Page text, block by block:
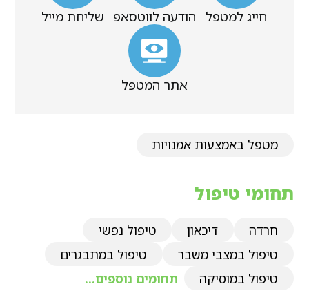
חייג למטפל הודעה לווטסאפ שליחת מייל
אתר המטפל
מטפל באמצעות אמנויות
תחומי טיפול
חרדה דיכאון
טיפול נפשי
טיפול במצבי משבר
טיפול במתבגרים
טיפול במוסיקה
תחומים נוספים...